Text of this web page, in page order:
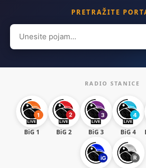
PRETRAŽITE
Search
for:
RADIO STANICE
BiG 1 BiG 2 BiG 3 BiG 4